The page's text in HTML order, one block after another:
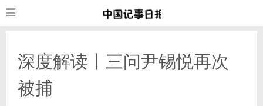
深度解读丨三问尹锡悦再次
被捕